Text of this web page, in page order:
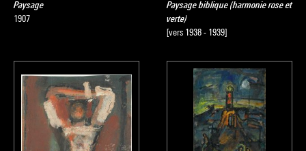
Paysage
1907
Paysage biblique (harmonie rose et
verte)
[vers 1938 - 1939]